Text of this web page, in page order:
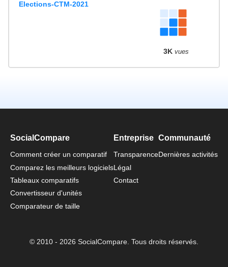
Elections-CTM-2021
3K vues
SocialCompare
Comment créer un comparatif
Comparez les meilleurs logiciels
Tableaux comparatifs
Convertisseur d'unités
Comparateur de taille
Entreprise
Transparence
Légal
Contact
Communauté
Dernières activités
© 2010 - 2026 SocialCompare. Tous droits réservés.